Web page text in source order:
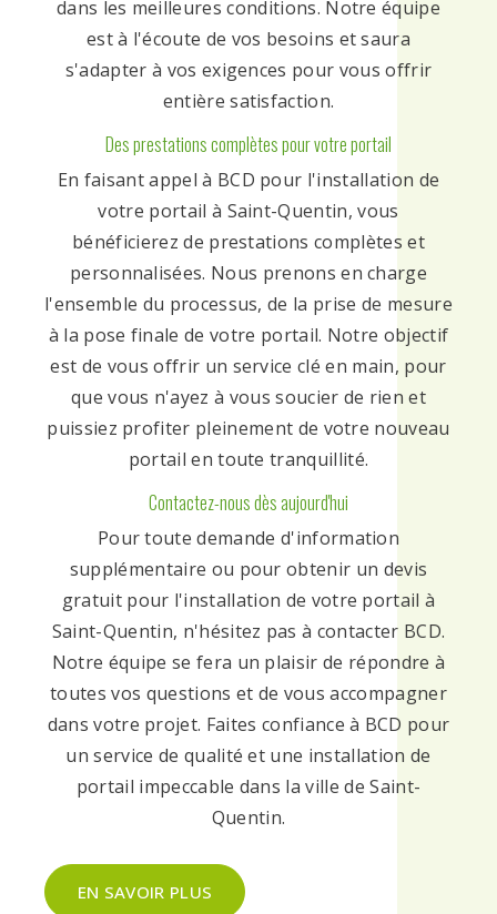
dans les meilleures conditions. Notre équipe
est à l'écoute de vos besoins et saura
s'adapter à vos exigences pour vous offrir
entière satisfaction.
Des prestations complètes pour votre portail
En faisant appel à BCD pour l'installation de
votre portail à Saint-Quentin, vous
bénéficierez de prestations complètes et
personnalisées. Nous prenons en charge
l'ensemble du processus, de la prise de mesure
à la pose finale de votre portail. Notre objectif
est de vous offrir un service clé en main, pour
que vous n'ayez à vous soucier de rien et
puissiez profiter pleinement de votre nouveau
portail en toute tranquillité.
Contactez-nous dès aujourd'hui
Pour toute demande d'information
supplémentaire ou pour obtenir un devis
gratuit pour l'installation de votre portail à
Saint-Quentin, n'hésitez pas à contacter BCD.
Notre équipe se fera un plaisir de répondre à
toutes vos questions et de vous accompagner
dans votre projet. Faites confiance à BCD pour
un service de qualité et une installation de
portail impeccable dans la ville de Saint-
Quentin.
EN SAVOIR PLUS